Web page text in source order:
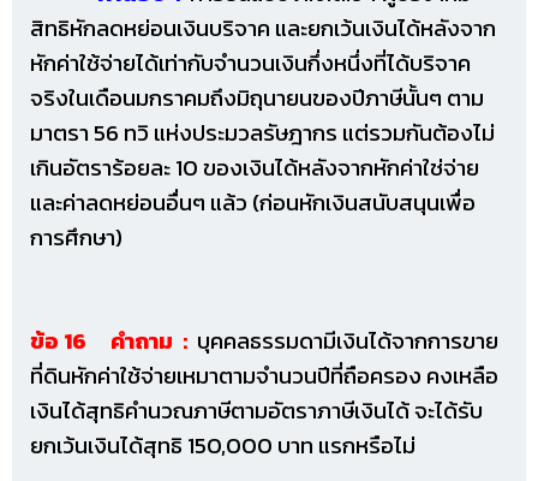
สิทธิหักลดหย่อนเงินบริจาค และยกเว้นเงินได้หลังจาก
หักค่าใช้จ่ายได้เท่ากับจำนวนเงินกึ่งหนึ่งที่ได้บริจาค
จริงในเดือนมกราคมถึงมิถุนายนของปีภาษีนั้นๆ ตาม
มาตรา 56 ทวิ แห่งประมวลรัษฎากร แต่รวมกันต้องไม่
เกินอัตราร้อยละ 10 ของเงินได้หลังจากหักค่าใช่จ่าย
และค่าลดหย่อนอื่นๆ แล้ว (ก่อนหักเงินสนับสนุนเพื่อ
การศึกษา)
ข้อ 16 คำถาม : บุคคลธรรมดามีเงินได้จากการขาย
ที่ดินหักค่าใช้จ่ายเหมาตามจำนวนปีที่ถือครอง คงเหลือ
เงินได้สุทธิคำนวณภาษีตามอัตราภาษีเงินได้ จะได้รับ
ยกเว้นเงินได้สุทธิ 150,000 บาท แรกหรือไม่